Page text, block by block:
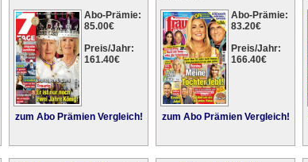
Abo-Prämie:
85.00€
Preis/Jahr:
161.40€
zum Abo Prämien Vergleich!
Abo-Prämie:
83.20€
Preis/Jahr:
166.40€
zum Abo Prämien Vergleich!